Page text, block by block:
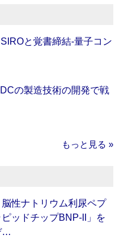
と覚書締結‐量子コン
の製造技術の開発で戦
もっと見る »
脳性ナトリウム利尿ペプ
ッドチップBNP-II」を
…